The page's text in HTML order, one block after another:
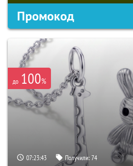
Промокод
до 100%
07:23:42 Получили:74